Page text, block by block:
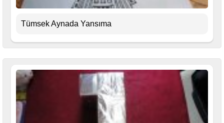
Tümsek Aynada Yansıma